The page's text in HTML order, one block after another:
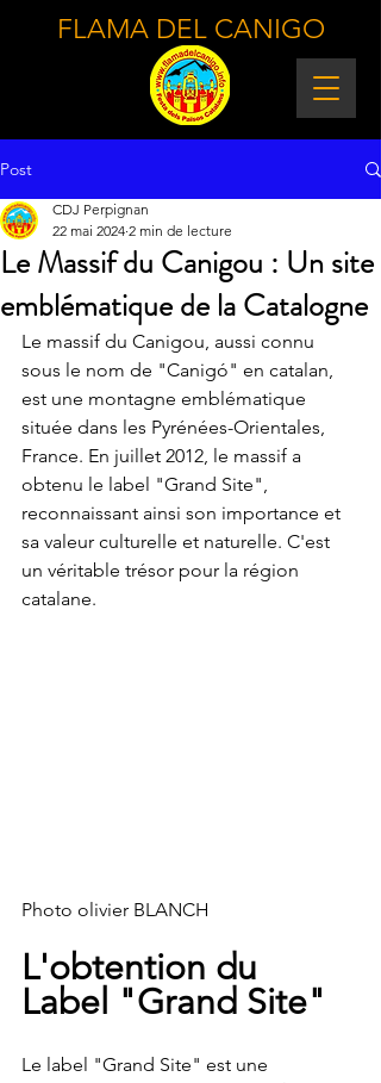
FLAMA DEL CANIGO
Post
Le Massif du Canigou : Un site
emblématique de la Catalogne
CDJ Perpignan
22 mai 2024 2 min de lecture
Le massif du Canigou, aussi connu
sous le nom de "Canigó" en catalan,
est une montagne emblématique
située dans les Pyrénées-Orientales,
France. En juillet 2012, le massif a
obtenu le label "Grand Site",
reconnaissant ainsi son importance et
sa valeur culturelle et naturelle. C'est
un véritable trésor pour la région
catalane.
Photo olivier BLANCH
L'obtention du
Label "Grand Site"
Le label "Grand Site" est une